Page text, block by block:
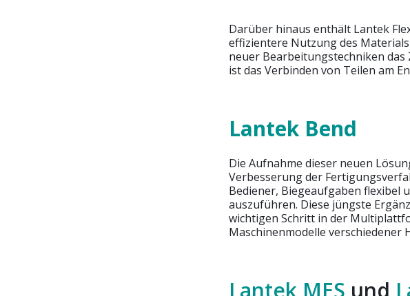
Darüber hinaus enthält Lantek
effizientere Nutzung des
neuer Bearbeitungstechniken das
ist das Verbinden von Teilen am
Lantek Bend
Die Aufnahme dieser neuen
Verbesserung der
Bediener, Biegeaufgaben flexibel
auszuführen. Diese jüngste
wichtigen Schritt in der
Maschinenmodelle verschiedener
Lantek MES und